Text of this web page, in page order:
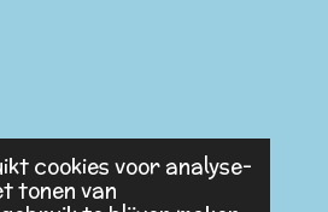
cookies voor analyse-
tonen van